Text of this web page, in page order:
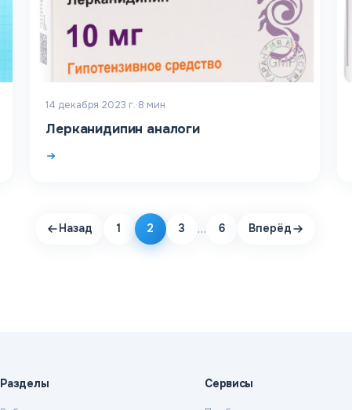
14 декабря 2023 г.·8 мин
Лерканидипин аналоги
Назад 1 2 3 … 6 Вперёд
Разделы Сервисы